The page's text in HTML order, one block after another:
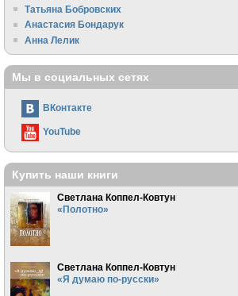
Татьяна Бобровских
Анастасия Бондарук
Анна Лелик
Мы в социальных сетях
ВКонтакте
YouTube
Купить наши книги
Светлана Коппел-Ковтун
«Полотно»
Светлана Коппел-Ковтун
«Я думаю по-русски»